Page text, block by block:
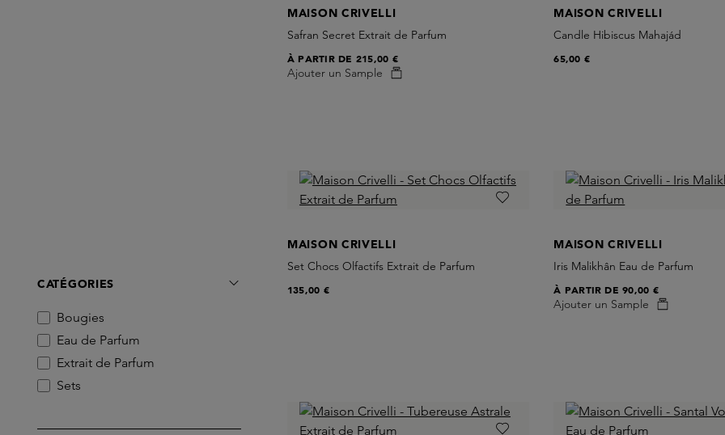
CATÉGORIES
Bougies
Eau de Parfum
Extrait de Parfum
Sets
MAISON CRIVELLI
Safran Secret Extrait de Parfum
Ajouter un Sample
À PARTIR DE 215,00 €
MAISON CRIVELLI
Candle Hibiscus Mahajád
65,00 €
MAISON CRIVELLI
Set Chocs Olfactifs Extrait de Parfum
135,00 €
MAISON CRIVELLI
Iris Malikhân Eau de Parfum
Ajouter un Sample
À PARTIR DE90,00 €